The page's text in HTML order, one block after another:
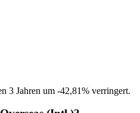
3 Jahren um -42,81% verringert.